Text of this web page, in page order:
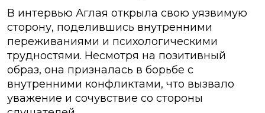
В интервью Аглая открыла свою уязвимую
сторону, поделившись внутренними
переживаниями и психологическими
трудностями. Несмотря на позитивный
образ, она призналась в борьбе с
внутренними конфликтами, что вызвало
уважение и сочувствие со стороны